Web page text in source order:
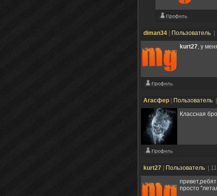
diman34 Пользователь
kurt27, у
Агасфер Пользователь
Классная
kurt27 Пользователь
|
просто